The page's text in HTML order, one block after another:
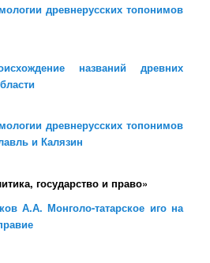
древнерусских топонимов
названий древних
древнерусских топонимов
и Калязин
государство и право»
А.А. Монголо-татарское иго на